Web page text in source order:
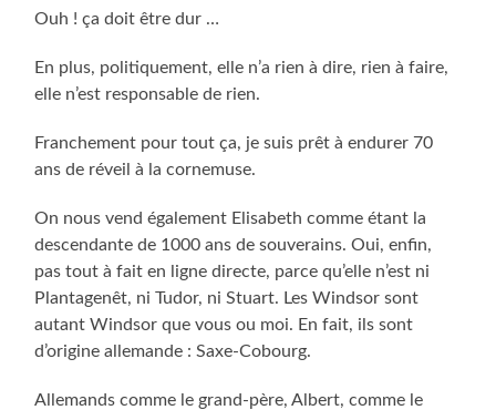
Ouh ! ça doit être dur …
En plus, politiquement, elle n’a rien à dire, rien à faire,
elle n’est responsable de rien.
Franchement pour tout ça, je suis prêt à endurer 70
ans de réveil à la cornemuse.
On nous vend également Elisabeth comme étant la
descendante de 1000 ans de souverains. Oui, enfin,
pas tout à fait en ligne directe, parce qu’elle n’est ni
Plantagenêt, ni Tudor, ni Stuart. Les Windsor sont
autant Windsor que vous ou moi. En fait, ils sont
d’origine allemande : Saxe-Cobourg.
Allemands comme le grand-père, Albert, comme le